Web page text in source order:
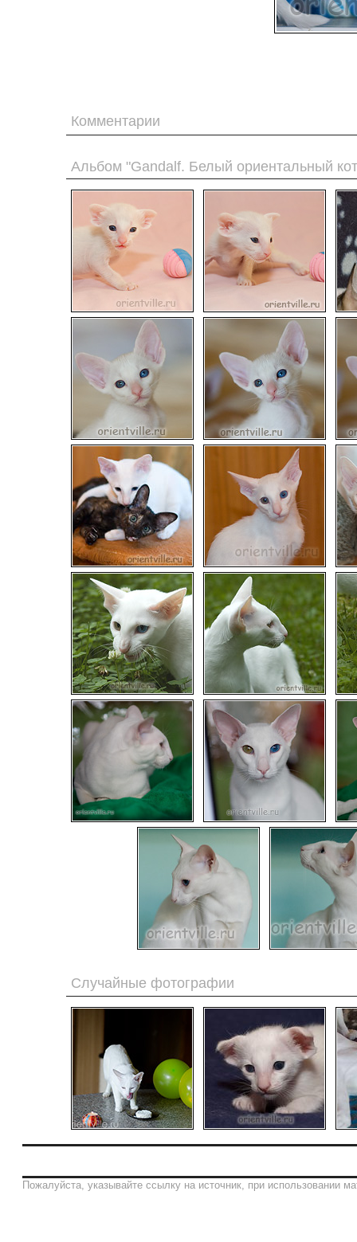
Комментарии
Альбом "Gandalf. Белый ориентальный
Случайные фотографии
Пожалуйста, указывайте ссылку на источник, при использовании